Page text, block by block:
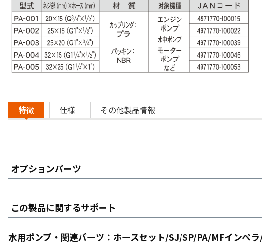
特徴 仕様 その他製品情報
オプションパーツ
この製品に関するサポート
水用ポンプ・関連パーツ：ホースセット/SJ/SP/PA/MFインペ